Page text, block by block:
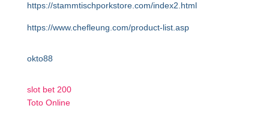
https://stammtischporkstore.com/index2.html
https://www.chefleung.com/product-list.asp
okto88
slot bet 200
Toto Online